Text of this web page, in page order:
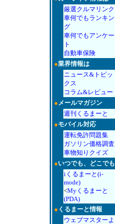
厳選クルマリンク
車何でもランキン
グ
車何でもアンケー
ト
自動車保険
●業界情報は
ニュース&トピッ
クス
コラム&レビュー
●メールマガジン
週刊くるまーと
●モバイル対応
運転免許問題集
ガソリン価格調査
車物知りクイズ
●いつでも、どこでも
iくるまーと(i-
mode)
<Myくるまーと
(PDA)
● くるまーと情報
ウェブマスターよ